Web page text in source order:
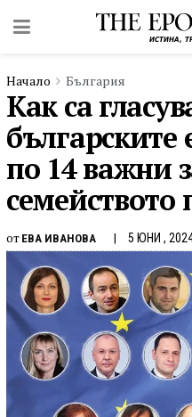
Начало България
Как са
българските
по 14 важни
семейството
от ЕВА ИВАНОВА 5 ЮНИ ,